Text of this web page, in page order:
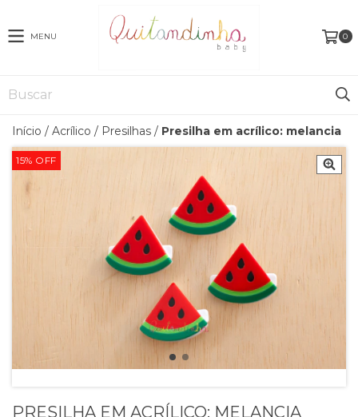
MENU 0
Início / Acrílico / Presilhas / Presilha em acrílico: melancia
15% OFF
PRESILHA EM ACRÍLICO: MELANCIA